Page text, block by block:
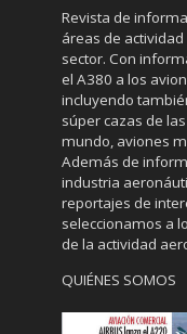
Revista de
áreas de
sector. Con
el A380 a los
incluyendo
súper cazas de
mundo, aviones
Además de
industria
reportajes de
seleccionamos a
de la actividad
QUIÉNES SOMOS